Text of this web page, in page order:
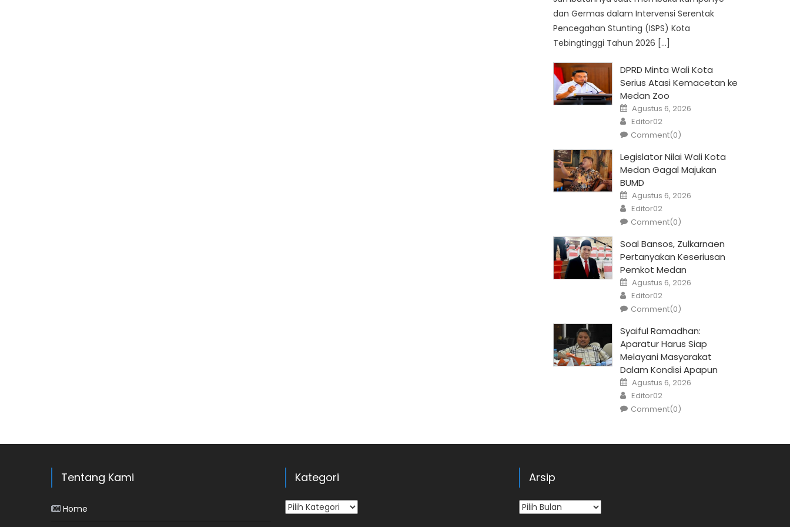
dan Germas dalam Intervensi Serentak
Pencegahan Stunting (ISPS) Kota
Tebingtinggi Tahun 2026 […]
DPRD Minta Wali Kota
Serius Atasi Kemacetan ke
Medan Zoo
Posted
on
Agustus 6, 2026
Author
Editor02
Comment(0)
Legislator Nilai Wali Kota
Medan Gagal Majukan
BUMD
Posted
on
Agustus 6, 2026
Author
Editor02
Comment(0)
Soal Bansos, Zulkarnaen
Pertanyakan Keseriusan
Pemkot Medan
Posted
on
Agustus 6, 2026
Author
Editor02
Comment(0)
Syaiful Ramadhan:
Aparatur Harus Siap
Melayani Masyarakat
Dalam Kondisi Apapun
Posted
on
Agustus 6, 2026
Author
Editor02
Comment(0)
Tentang Kami
Home
Kategori
Kategori
Arsip
Arsip